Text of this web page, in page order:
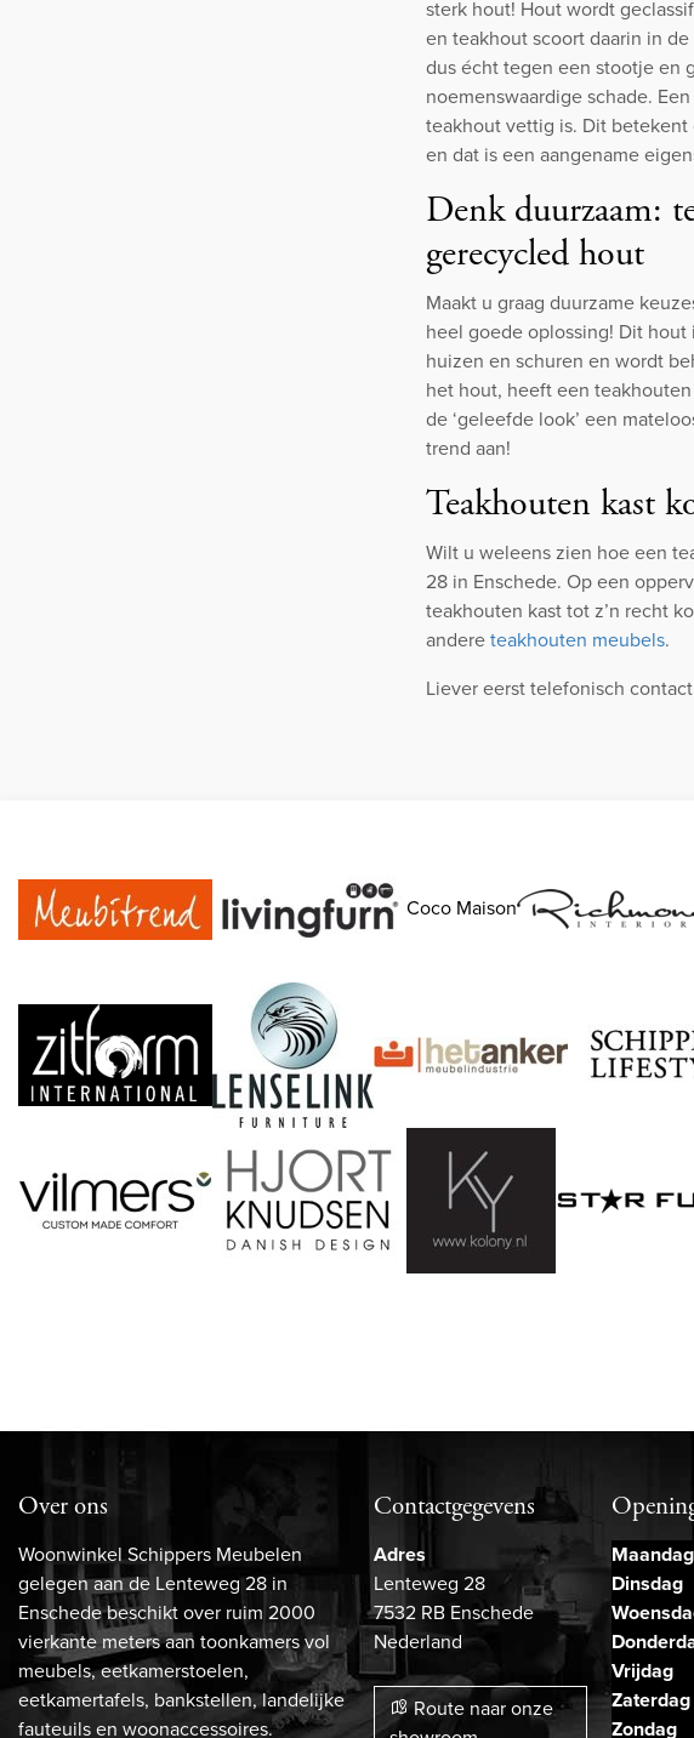
sterk hout! Hout wordt
en teakhout scoort daarin in
dus écht tegen een stootje en
noemenswaardige schade.
teakhout vettig is. Dit
en dat is een aangename
Denk duurzaam:
gerecycled hout
Maakt u graag duurzame
heel goede oplossing! Dit
huizen en schuren en wordt
het hout, heeft een
de ‘geleefde look’ een
trend aan!
Teakhouten kast
Wilt u weleens zien hoe een
28 in Enschede. Op een
teakhouten kast tot z’n recht
andereteakhouten meubels.
Liever eerst telefonisch
Coco Maison
Over ons
Woonwinkel Schippers Meubelen
gelegen aan de Lenteweg 28 in
Enschede beschikt over ruim 2000
vierkante meters aan toonkamers vol
meubels, eetkamerstoelen,
eetkamertafels, bankstellen, landelijke
fauteuils en woonaccessoires.
Contactgegevens
Adres
Lenteweg 28
7532 RB Enschede
Nederland
Route naar onze
Maandag
Dinsdag
Vrijdag
Zaterdag
Zondag